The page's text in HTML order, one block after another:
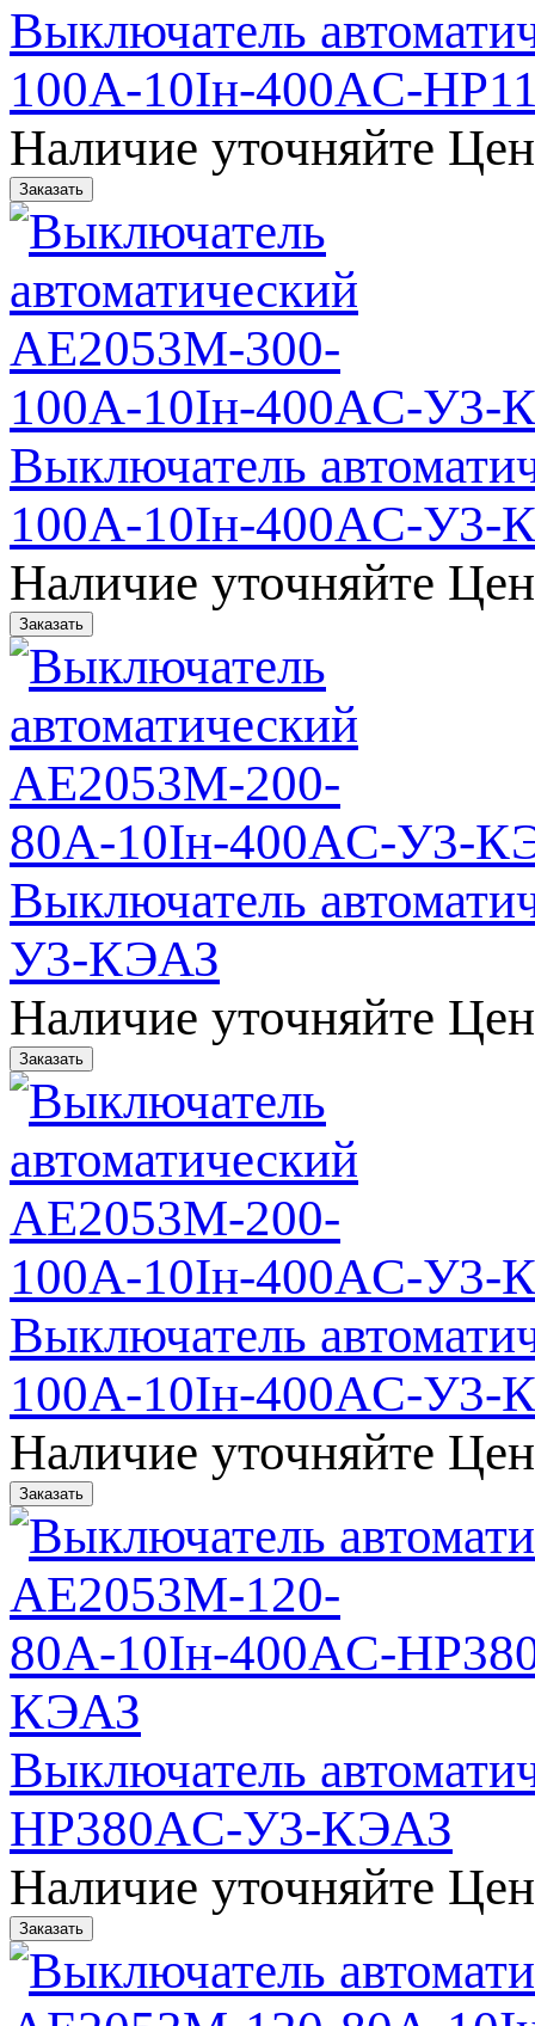
Выключатель
100А-10Iн-400AC-
Наличие уточняйте
Выключатель
100А-10Iн-400AC-У3-
Наличие уточняйте
Выключатель
У3-КЭАЗ
Наличие уточняйте
Выключатель
100А-10Iн-400AC-У3-
Наличие уточняйте
Выключатель
НР380AC-У3-КЭАЗ
Наличие уточняйте